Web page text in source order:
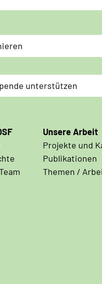
unterstützen
Unsere Arbeit
Projekte und
Publikationen
Themen /